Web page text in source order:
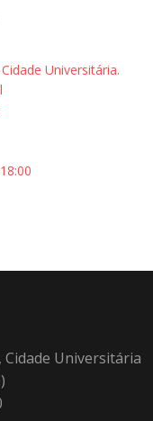
Universitária.
Cidade Universitária